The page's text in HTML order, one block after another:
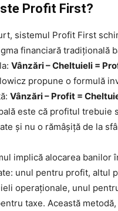
Profit First?
sistemul Profit First
financiară tradițională
Vânzări – Cheltuieli =
propune o formulă
Vânzări – Profit =
este că profitul trebuie
și nu o rămâșiță de la
implică alocarea banilor
unul pentru profit, altul
operaționale, unul
taxe. Această